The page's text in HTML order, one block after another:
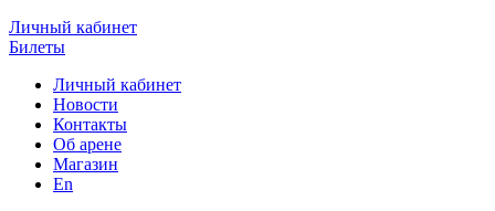
Личный кабинет
Билеты
Личный кабинет
Новости
Контакты
Об арене
Магазин
En